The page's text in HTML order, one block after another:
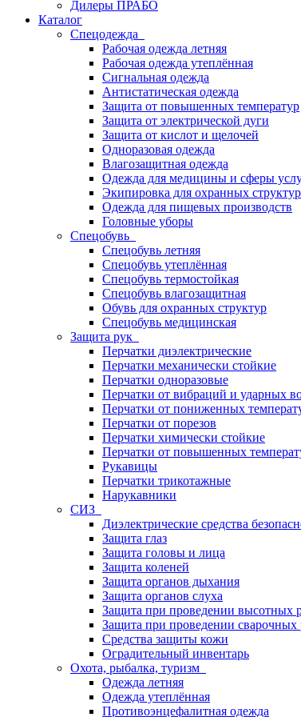
Дилеры ПРАБО
Каталог
Спецодежда
Рабочая одежда летняя
Рабочая одежда утеплённая
Сигнальная одежда
Антистатическая одежда
Защита от повышенных температур
Защита от электрической дуги
Защита от кислот и щелочей
Одноразовая одежда
Влагозащитная одежда
Одежда для медицины и сферы
Экипировка для охранных структур
Одежда для пищевых производств
Головные уборы
Спецобувь
Спецобувь летняя
Спецобувь утеплённая
Спецобувь термостойкая
Спецобувь влагозащитная
Обувь для охранных структур
Спецобувь медицинская
Защита рук
Перчатки диэлектрические
Перчатки механически стойкие
Перчатки одноразовые
Перчатки от вибраций и ударных
Перчатки от пониженных
Перчатки от порезов
Перчатки химически стойкие
Перчатки от повышенных
Рукавицы
Перчатки трикотажные
Нарукавники
СИЗ
Диэлектрические средства
Защита глаз
Защита головы и лица
Защита коленей
Защита органов дыхания
Защита органов слуха
Защита при проведении высотных
Защита при проведении сварочных
Средства защиты кожи
Оградительный инвентарь
Охота, рыбалка, туризм
Одежда летняя
Одежда утеплённая
Противоэнцефалитная одежда